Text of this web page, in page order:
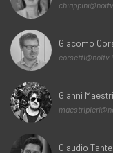
Giacomo
Gianni
Claudio